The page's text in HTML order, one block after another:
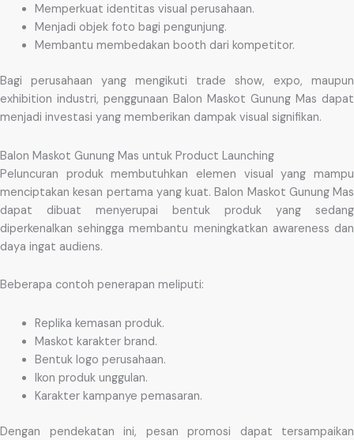
Memperkuat identitas visual perusahaan.
Menjadi objek foto bagi pengunjung.
Membantu membedakan booth dari kompetitor.
Bagi perusahaan yang mengikuti trade show, expo, maupun
exhibition industri, penggunaan Balon Maskot Gunung Mas dapat
menjadi investasi yang memberikan dampak visual signifikan.
Balon Maskot Gunung Mas untuk Product Launching
Peluncuran produk membutuhkan elemen visual yang mampu
menciptakan kesan pertama yang kuat. Balon Maskot Gunung Mas
dapat dibuat menyerupai bentuk produk yang sedang
diperkenalkan sehingga membantu meningkatkan awareness dan
daya ingat audiens.
Beberapa contoh penerapan meliputi:
Replika kemasan produk.
Maskot karakter brand.
Bentuk logo perusahaan.
Ikon produk unggulan.
Karakter kampanye pemasaran.
Dengan pendekatan ini, pesan promosi dapat tersampaikan